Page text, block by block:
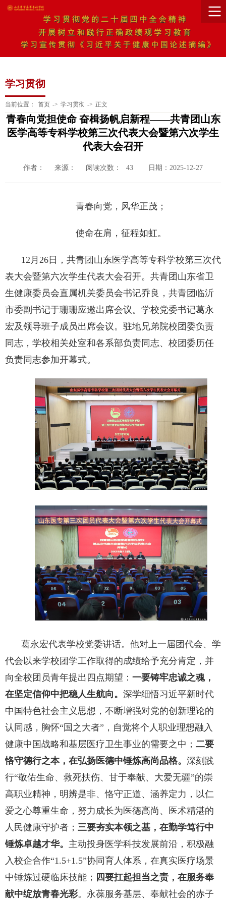
学习贯彻
当前位置： 首页 -> 学习贯彻 -> 正文
青春向党担使命 奋楫扬帆启新程——共青团山东
医学高等专科学校第三次代表大会暨第六次学生
代表大会召开
作者： 来源： 阅读次数： 43 日期：2025-12-27
青春向党，风华正茂；
使命在肩，征程如虹。
12月26日，共青团山东医学高等专科学校第三次代
表大会暨第六次学生代表大会召开。共青团山东省卫
生健康委员会直属机关委员会书记乔良，共青团临沂
市委副书记于珊珊应邀出席会议。学校党委书记葛永
宏及领导班子成员出席会议。驻地兄弟院校团委负责
同志，学校相关处室和各系部负责同志、校团委历任
负责同志参加开幕式。
葛永宏代表学校党委讲话。他对上一届团代会、学
代会以来学校团学工作取得的成绩给予充分肯定，并
向全校团员青年提出四点期望： 一要铸牢忠诚之魂，
在坚定信仰中把稳人生航向。 深学细悟习近平新时代
中国特色社会主义思想，不断增强对党的创新理论的
认同感，胸怀“国之大者”，自觉将个人职业理想融入
健康中国战略和基层医疗卫生事业的需要之中； 二要
恪守德行之本，在弘扬医德中锤炼高尚品格。 深刻践
行“敬佑生命、救死扶伤、甘于奉献、大爱无疆”的崇
高职业精神，明辨是非、恪守正道、涵养定力，以仁
爱之心尊重生命，努力成长为医德高尚、医术精湛的
人民健康守护者； 三要夯实本领之基，在勤学笃行中
锤炼卓越才华。 主动投身医学科技发展前沿，积极融
入校企合作“1.5+1.5”协同育人体系，在真实医疗场景
中锤炼过硬临床技能； 四要扛起担当之责，在服务奉
献中绽放青春光彩。永葆服务基层、奉献社会的赤子